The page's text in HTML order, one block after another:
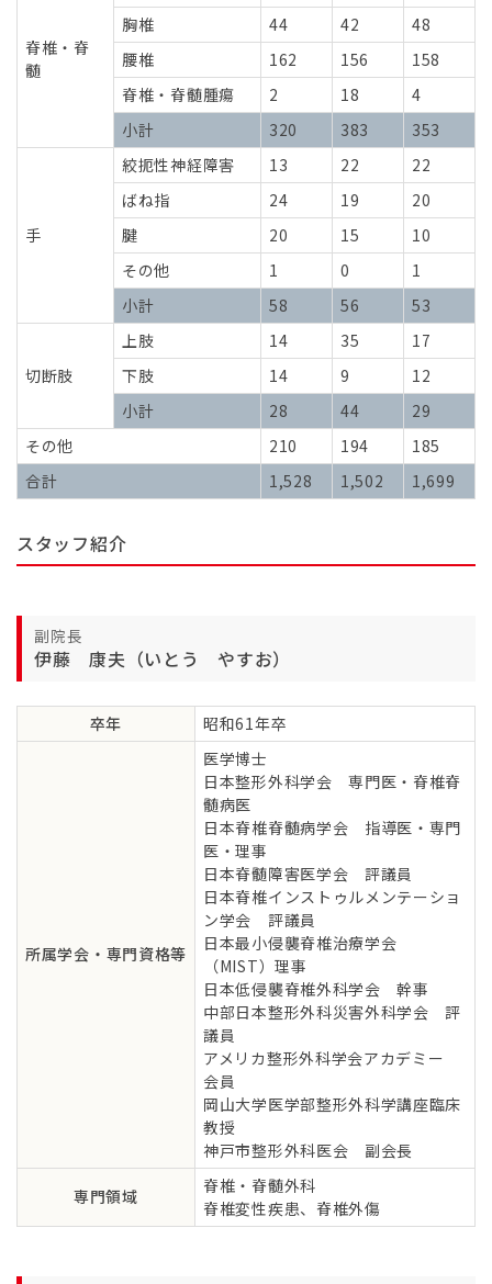
脊椎・脊
髄
胸椎
44 42
48
腰椎
162 156
158
脊椎・脊髄腫瘍
2 18
4
小計
320 383 353
手
絞扼性神経障害 13 22
22
ばね指
24 19
20
腱
20 15
10
その他
1 0
1
小計
58 56 53
切断肢
上肢 14 35
17
下肢
14 9
12
小計
28 44
29
その他
210 194
185
合計
1,528 1,502 1,699
スタッフ紹介
副院長
伊藤 康夫（いとう やすお）
卒年 昭和61年卒
所属学会・専門資格等
医学博士
日本整形外科学会 専門医・脊椎脊
髄病医
日本脊椎脊髄病学会 指導医・専門
医・理事
日本脊髄障害医学会 評議員
日本脊椎インストゥルメンテーショ
ン学会 評議員
日本最小侵襲脊椎治療学会
（MIST）理事
日本低侵襲脊椎外科学会 幹事
中部日本整形外科災害外科学会 評
議員
アメリカ整形外科学会アカデミー
会員
岡山大学医学部整形外科学講座臨床
教授
神戸市整形外科医会 副会長
専門領域
脊椎・脊髄外科
脊椎変性疾患、脊椎外傷